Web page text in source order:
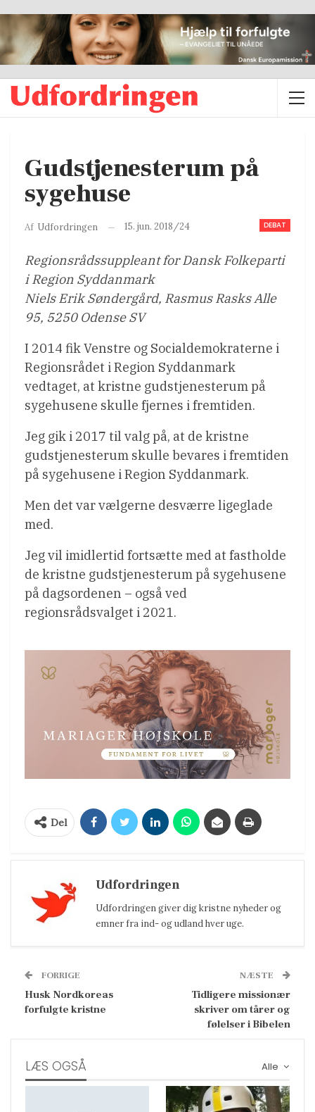
Gudstjenesterum på
sygehuse
DEBAT
Af Udfordringen 15. jun. 2018/24
Regionsrådssuppleant for Dansk Folkeparti
i Region Syddanmark
Niels Erik Søndergård, Rasmus Rasks Alle
95, 5250 Odense SV
I 2014 fik Venstre og Socialdemokraterne i
Regionsrådet i Region Syddanmark
vedtaget, at kristne gudstjenesterum på
sygehusene skulle fjernes i fremtiden.
Jeg gik i 2017 til valg på, at de kristne
gudstjenesterum skulle bevares i fremtiden
på sygehusene i Region Syddanmark.
Men det var vælgerne desværre ligeglade
med.
Jeg vil imidlertid fortsætte med at fastholde
de kristne gudstjenesterum på sygehusene
på dagsordenen – også ved
regionsrådsvalget i 2021.
Del
Udfordringen
Udfordringen giver dig kristne nyheder og
emner fra ind- og udland hver uge.
FORRIGE
Husk Nordkoreas
forfulgte kristne
NÆSTE
Tidligere missionær
skriver om tårer og
følelser i Bibelen
Alle
LÆS OGSÅ